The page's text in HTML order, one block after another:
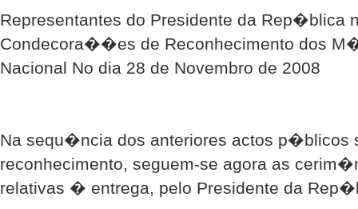
Representantes do Presidente da
Condecora��es de Reconhecimento dos
Nacional No dia 28 de Novembro de 2008
Na sequ�ncia dos anteriores actos p�blicos
reconhecimento, seguem-se agora as
relativas � entrega, pelo Presidente da